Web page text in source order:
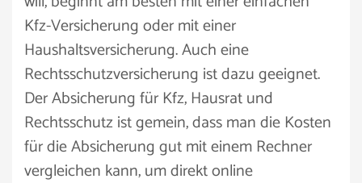
Kfz-Versicherung oder mit einer
Haushaltsversicherung. Auch eine
Rechtsschutzversicherung ist dazu geeignet.
Der Absicherung für Kfz, Hausrat und
Rechtsschutz ist gemein, dass man die Kosten
für die Absicherung gut mit einem Rechner
vergleichen kann, um direkt online